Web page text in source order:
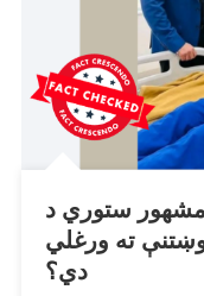
مشهور ستوري د
ته ورغلي
دي؟